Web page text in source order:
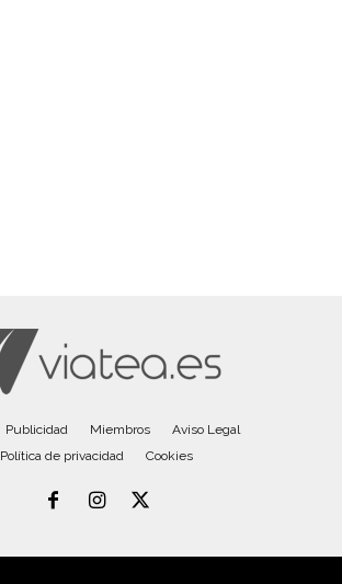
Publicidad Miembros
Aviso Legal
Política de privacidad
Cookies